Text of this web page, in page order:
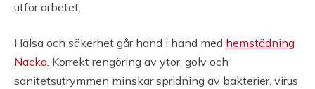
utför arbetet.
Hälsa och säkerhet går hand i hand med hemstädning
Nacka. Korrekt rengöring av ytor, golv och
sanitetsutrymmen minskar spridning av bakterier, virus